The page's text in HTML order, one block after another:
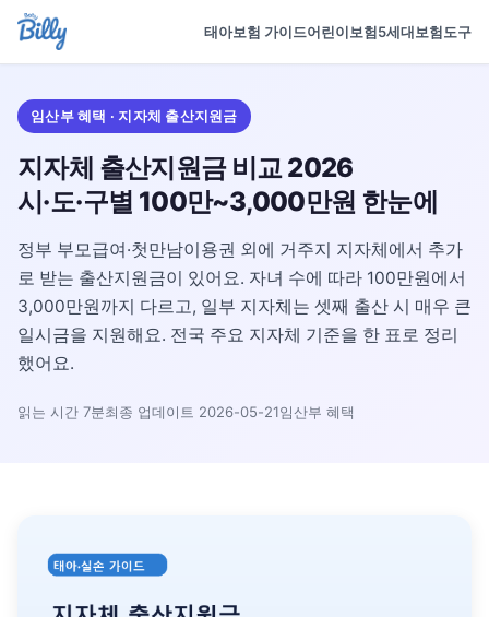
태아보험 가이드어린이보험5세대보험도구
임산부 혜택 · 지자체 출산지원금
지자체 출산지원금 비교 2026
시·도·구별 100만~3,000만원 한눈에
정부 부모급여·첫만남이용권 외에 거주지 지자체에서 추가
로 받는 출산지원금이 있어요. 자녀 수에 따라 100만원에서
3,000만원까지 다르고, 일부 지자체는 셋째 출산 시 매우 큰
일시금을 지원해요. 전국 주요 지자체 기준을 한 표로 정리
했어요.
읽는 시간 7분최종 업데이트 2026-05-21임산부 혜택